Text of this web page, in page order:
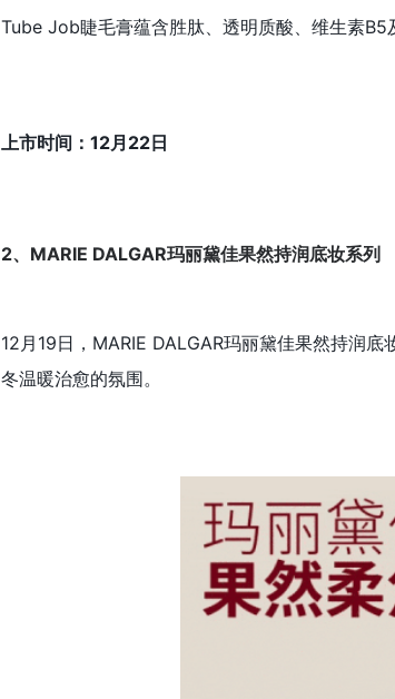
Tube Job睫毛膏蕴含胜肽、透明质酸、维生素B5
上市时间：12月22日
2、MARIE DALGAR玛丽黛佳果然持润底妆系列
12月19日，MARIE DALGAR玛丽黛佳果然持润
冬温暖治愈的氛围。